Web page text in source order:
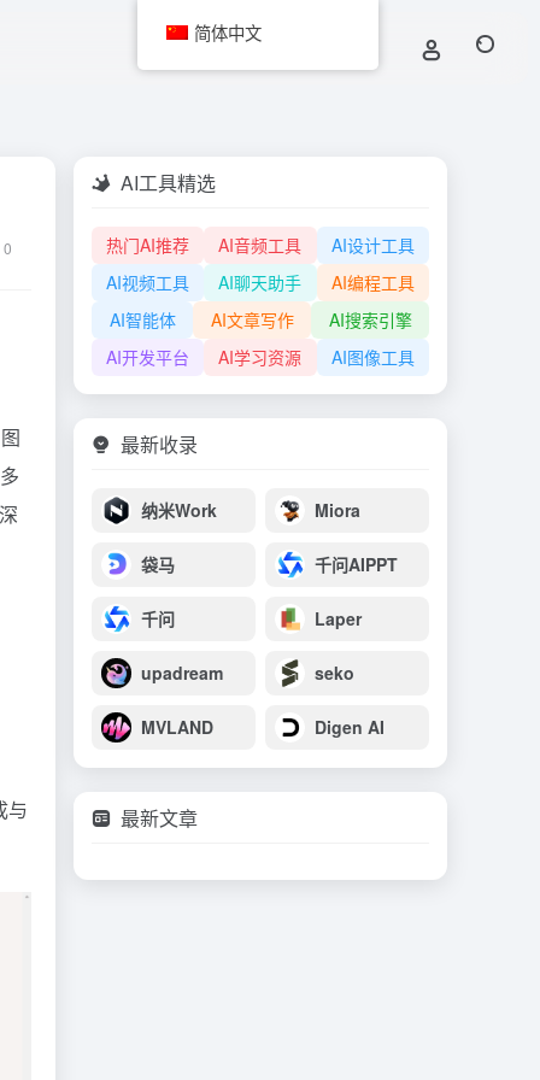
0
与
AI工具精选
热门AI推荐 AI音频工具
AI设计工具
AI视频工具
AI聊天助手
AI编程工具
AI智能体
AI文章写作
AI搜索引擎
AI开发平台
AI学习资源 AI图像工具
最新收录
纳米Work Miora
袋马 千问AIPPT
千问 Laper
upadream seko
MVLAND Digen AI
最新文章
简体中文